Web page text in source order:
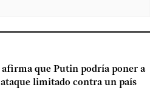
que Putin podría poner a
limitado contra un país